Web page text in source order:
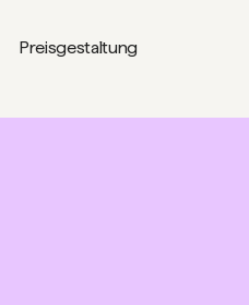
Preisgestaltung